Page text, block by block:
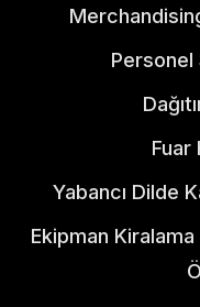
Personel
Fuar
Yabancı Dilde
Ekipman